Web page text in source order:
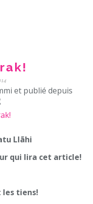
et publié depuis
Llãhi
qui lira cet article!
les tiens!